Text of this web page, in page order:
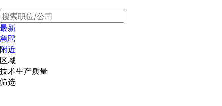
最新
急聘
附近
区域
技术生产质量
筛选